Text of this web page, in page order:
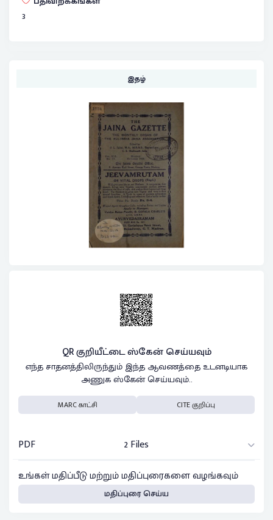
3
இதழ்
QR குறியீட்டை ஸ்கேன் செய்யவும்
எந்த சாதனத்திலிருந்தும் இந்த ஆவணத்தை உடனடியாக
அணுக ஸ்கேன் செய்யவும்..
MARC காட்சி CITE குறிப்பு
PDF
2 Files
உங்கள் மதிப்பீடு மற்றும் மதிப்புரைகளை வழங்கவும்
மதிப்புரை செய்ய